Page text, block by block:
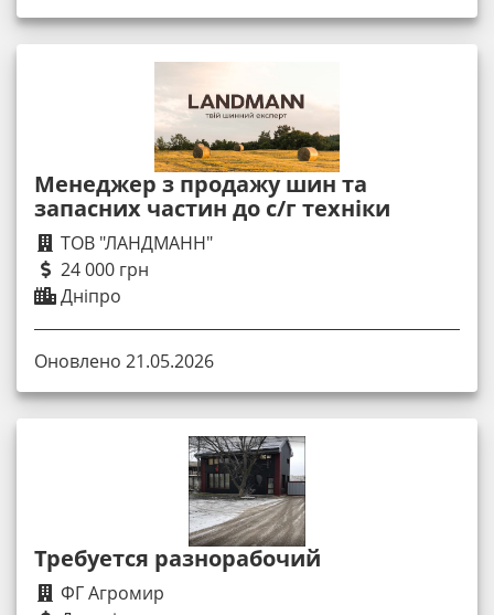
Менеджер з продажу шин та
запасних частин до с/г техніки
ТОВ "ЛАНДМАНН"
24 000 грн
Дніпро
Оновлено 21.05.2026
Требуется разнорабочий
ФГ Агромир